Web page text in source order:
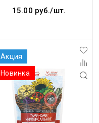
15.00 руб./шт.
Акция
Новинка